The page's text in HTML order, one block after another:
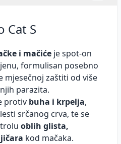
Cat S
i mačiće je spot-on
formulisan posebno
mjesečnoj zaštiti od više
parazita.
protiv buha i krpelja,
srčanog crva, te se
oblih glista,
kod mačaka.